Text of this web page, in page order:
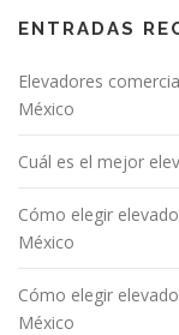
ENTRADAS
Elevadores
México
Cuál es el mejor
Cómo elegir
México
Cómo elegir
México